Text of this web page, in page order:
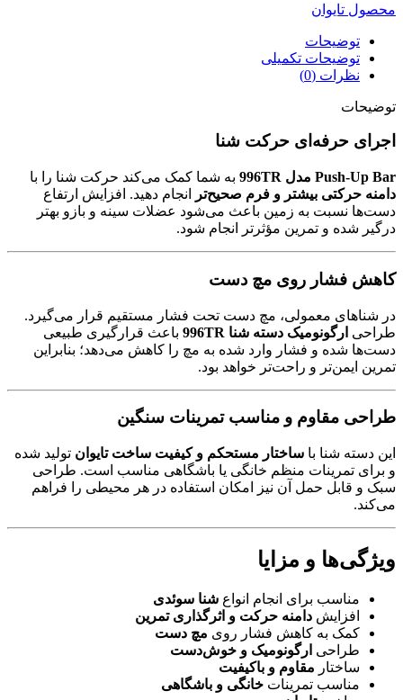
محصول تایوان
توضیحات
توضیحات تکمیلی
نظرات (0)
توضیحات
اجرای حرفه‌ای حرکت شنا
Push‑Up Bar مدل 996TR
به شما کمک می‌کند حرکت شنا را با
دامنه حرکتی بیشتر و فرم صحیح‌تر
انجام دهید. افزایش ارتفاع
دست‌ها نسبت به زمین باعث می‌شود عضلات سینه و بازو بهتر
درگیر شده و تمرین مؤثرتر انجام شود.
کاهش فشار روی مچ دست
در شناهای معمولی، مچ دست تحت فشار مستقیم قرار می‌گیرد.
طراحی ارگونومیک دسته شنا 996TR
باعث قرارگیری طبیعی
دست‌ها شده و فشار وارد شده به مچ را کاهش می‌دهد؛ بنابراین
تمرین ایمن‌تر و راحت‌تر خواهد بود.
طراحی مقاوم و مناسب تمرینات سنگین
این دسته شنا با ساختار مستحکم و کیفیت ساخت تایوان تولید شده
و برای تمرینات منظم خانگی یا باشگاهی مناسب است. طراحی
سبک و قابل حمل آن نیز امکان استفاده در هر محیطی را فراهم
می‌کند.
ویژگی‌ها و مزایا
مناسب برای انجام انواع شنا سوئدی
افزایش دامنه حرکت و اثرگذاری تمرین
کمک به کاهش فشار روی مچ دست
طراحی ارگونومیک و خوش‌دست
ساختار مقاوم و باکیفیت
مناسب تمرینات خانگی و باشگاهی